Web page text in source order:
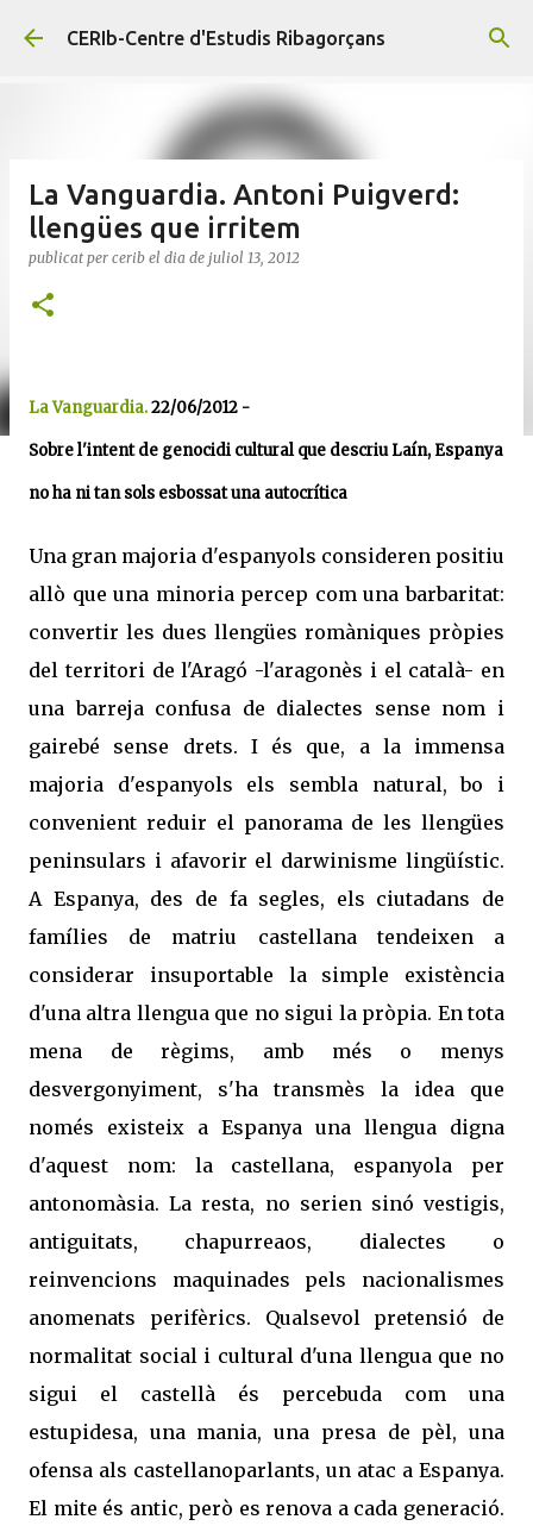
Salta al contingut principal
CERIb-Centre d'Estudis Ribagorçans
La Vanguardia. Antoni Puigverd:
llengües que irritem
publicat per cerib el dia de juliol 13, 2012
La Vanguardia.22/06/2012 -
Sobre l'intent de genocidi cultural que descriu Laín, Espanya
no ha ni tan sols esbossat una autocrítica
Una gran majoria d'espanyols consideren positiu
allò que una minoria percep com una barbaritat:
convertir les dues llengües romàniques pròpies
del territori de l'Aragó -l'aragonès i el català- en
una barreja confusa de dialectes sense nom i
gairebé sense drets. I és que, a la immensa
majoria d'espanyols els sembla natural, bo i
convenient reduir el panorama de les llengües
peninsulars i afavorir el darwinisme lingüístic.
A Espanya, des de fa segles, els ciutadans de
famílies de matriu castellana tendeixen a
considerar insuportable la simple existència
d'una altra llengua que no sigui la pròpia. En tota
mena de règims, amb més o menys
desvergonyiment, s'ha transmès la idea que
només existeix a Espanya una llengua digna
d'aquest nom: la castellana, espanyola per
antonomàsia. La resta, no serien sinó vestigis,
antiguitats, chapurreaos, dialectes o
reinvencions maquinades pels nacionalismes
anomenats perifèrics. Qualsevol pretensió de
normalitat social i cultural d'una llengua que no
sigui el castellà és percebuda com una
estupidesa, una mania, una presa de pèl, una
ofensa als castellanoparlants, un atac a Espanya.
El mite és antic, però es renova a cada generació.